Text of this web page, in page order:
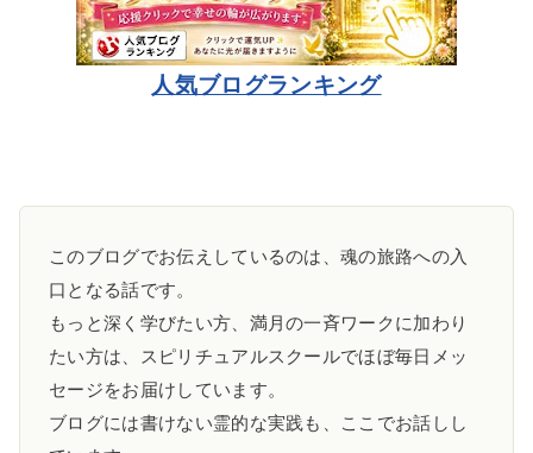
人気ブログランキング
このブログでお伝えしているのは、魂の旅路への入
口となる話です。
もっと深く学びたい方、満月の一斉ワークに加わり
たい方は、スピリチュアルスクールでほぼ毎日メッ
セージをお届けしています。
ブログには書けない霊的な実践も、ここでお話しし